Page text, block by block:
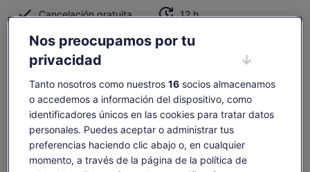
Abrir los
5 comentarios
Cancelación gratuita
12 h
Vale móvil
Confirmación
Recogida en una
selección de hoteles
Resumen
Recorrido privado con transporte sólo para ti
Mucho para comer y beber con almuerzo y barra libre.
Nos preocupamos por tu
privacidad
Tanto nosotros como nuestros 16socios almacenamos
o accedemos a información del dispositivo, como
identificadores únicos en las cookies para tratar datos
personales. Puedes aceptar o administrar tus
preferencias haciendo clic abajo o, en cualquier
momento, a través de la página de la política de